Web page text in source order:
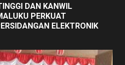
DAN KANWIL
PERKUAT
ELEKTRONIK